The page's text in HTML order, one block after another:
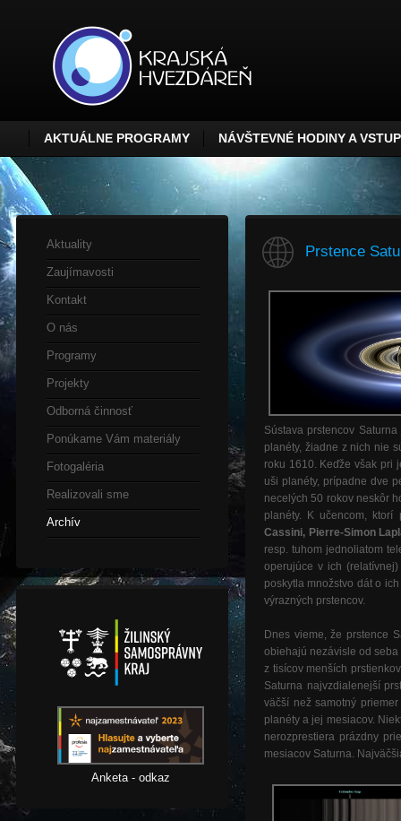
AKTUÁLNE PROGRAMY NÁVŠTEVNÉ HODINY A
Aktuality
Zaujímavosti
Kontakt
O nás
Programy
Projekty
Odborná činnosť
Ponúkame Vám materiály
Fotogaléria
Realizovali sme
Archív
Anketa - odkaz
Prstence
Sústava prstencov
planéty, žiadne z nich nie
roku 1610. Keďže však pri
uši planéty, prípadne dve
necelých 50 rokov neskôr
planéty. K učencom,
Cassini, Pierre-Simon
resp. tuhom jednoliatom
operujúce v ich
poskytla množstvo dát o
výrazných prstencov.
Dnes vieme, že prstence
obiehajú nezávisle od
z tisícov menších
Saturna najvzdialenejší
väčší než samotný
planéty a jej mesiacov.
nerozprestiera prázdny
mesiacov Saturna.